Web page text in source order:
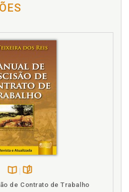
silo na indústria 4.0 e no
p. 97
do trabalho na indústria
Ambiente laboral moderno e a
p. 26
pátrio. Valor social do
Disponível
de Contrato de Trabalho